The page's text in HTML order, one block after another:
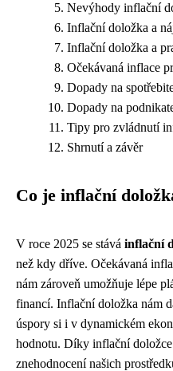
Nevýhody inflační
Inflační doložka a
Inflační doložka a
Očekávaná inflace
Dopady na
Dopady na
Tipy pro zvládnutí
Shrnutí a závěr
Co je inflační
V roce 2025 se stává inflační
než kdy dříve. Očekávaná
nám zároveň umožňuje lépe
financí. Inflační doložka nám
úspory si i v dynamickém
hodnotu. Díky inflační doložce
znehodnocení našich